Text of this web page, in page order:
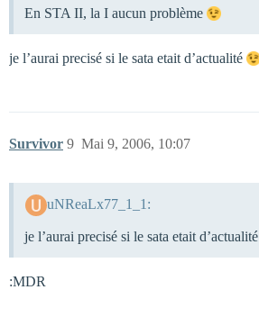
En STA II, la I aucun problème
je l’aurai precisé si le sata etait d’actualité
Survivor Mai 9, 2006, 10:07
9
uNReaLx77_1_1:
je l’aurai precisé si le sata etait d’actualité
:MDR